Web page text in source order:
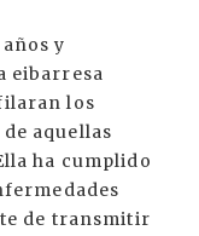
y
eibarresa
los
aquellas
ha cumplido
de transmitir